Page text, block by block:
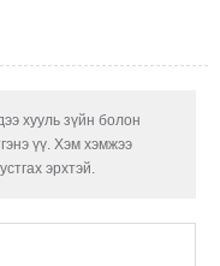
хууль зүйн болон
үү. Хэм хэмжээ
эрхтэй.